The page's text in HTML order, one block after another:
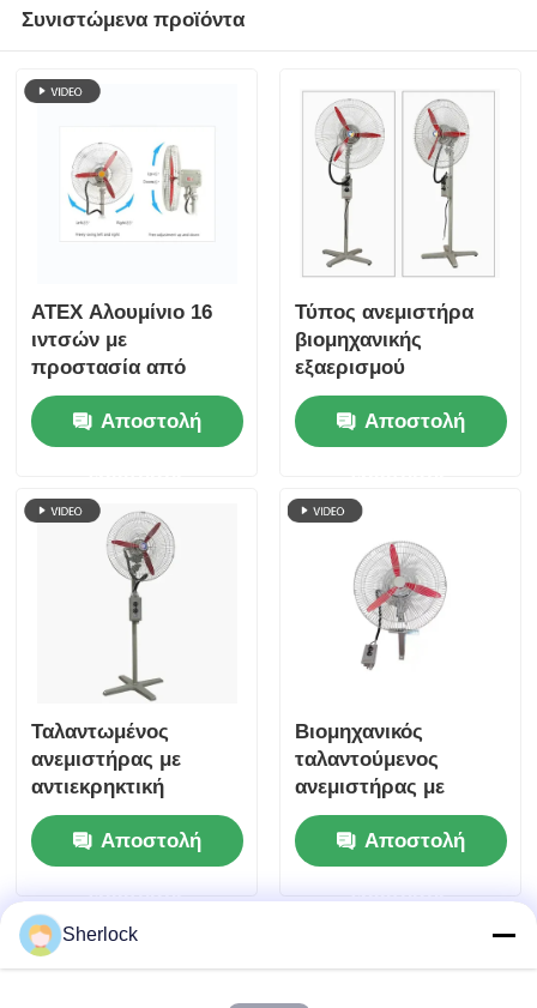
Συνιστώμενα προϊόντα
ATEX Αλουμίνιο 16
ιντσών με
προστασία από
έκρηξη
αναπνευστήρα
ταλαντευόμενου
Αποστολή
Τύπος ανεμιστήρα
βιομηχανικής
εξαερισμού
ανθεκτικού σε έκρηξη
για εγκαταστάσεις
πετρελαίου / φυσικού
Αποστολή
Ταλαντωμένος
ανεμιστήρας με
αντιεκρηκτική
προστασία για
επικίνδυνες θέσεις
Αποστολή
ερώτησης
Βιομηχανικός
ταλαντούμενος
ανεμιστήρας με
προστασία από
έκρηξη με
ρυθμιζόμενη
ταλάντωση
Αποστολή
ερώτησης
Sherlock